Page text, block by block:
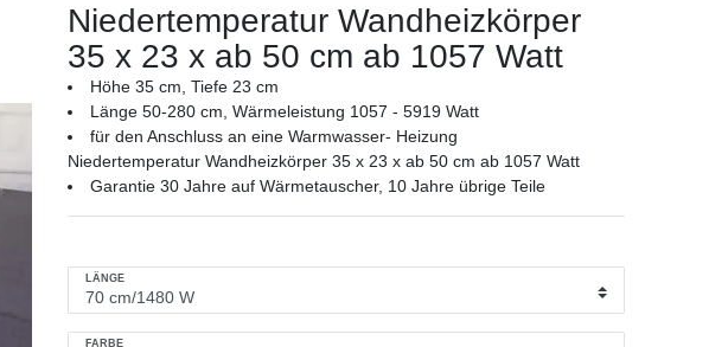
Niedertemperatur Wandheizkörper
35 x 23 x ab 50 cm ab 1057 Watt
Höhe 35 cm, Tiefe 23 cm
Länge 50-280 cm, Wärmeleistung 1057 - 5919 Watt
für den Anschluss an eine Warmwasser- Heizung
Niedertemperatur Wandheizkörper 35 x 23 x ab 50 cm ab 1057 Watt
Garantie 30 Jahre auf Wärmetauscher, 10 Jahre übrige Teile
LÄNGE
FARBE